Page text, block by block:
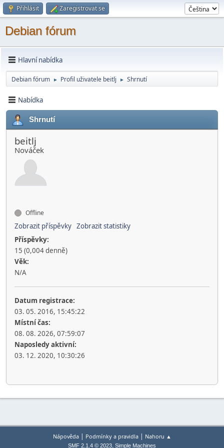
Přihlásit Zaregistrovat se
Debian fórum
Hlavní nabídka
Debian fórum ► Profil uživatele beitlj ► Shrnutí
Nabídka
Shrnutí
beitlj
Nováček
Offline
Zobrazit příspěvky Zobrazit statistiky
Příspěvky:
15 (0,004 denně)
Věk:
N/A
Datum registrace:
03. 05. 2016, 15:45:22
Místní čas:
08. 08. 2026, 07:59:07
Naposledy aktivní:
03. 12. 2020, 10:30:26
Nápověda| Podmínky a pravidla| Nahoru ▲
SMF 2.1.4 © 2023, Simple Machines